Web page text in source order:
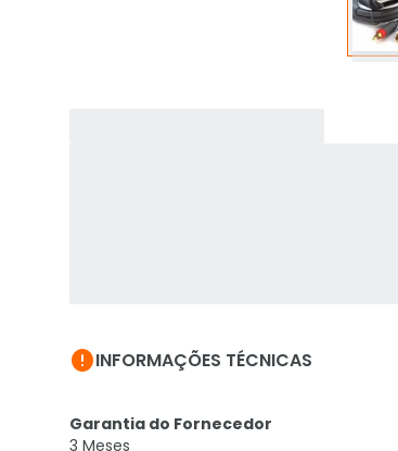
INFORMAÇÕES TÉCNICAS
Garantia do Fornecedor
3 Meses